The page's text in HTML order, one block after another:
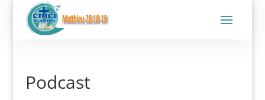
Podcast